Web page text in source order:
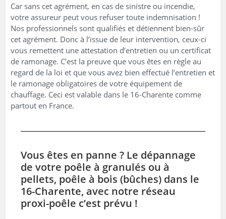
Car sans cet agrément, en cas de sinistre ou incendie,
votre assureur peut vous refuser toute indemnisation !
Nos professionnels sont qualifiés et détiennent bien-sûr
cet agrément. Donc à l’issue de leur intervention, ceux-ci
vous remettent une attestation d’entretien ou un certificat
de ramonage. C’est la preuve que vous êtes en règle au
regard de la loi et que vous avez bien effectué l’entretien et
le ramonage obligatoires de votre équipement de
chauffage. Ceci est valable dans le 16-Charente comme
partout en France.
Vous êtes en panne ? Le dépannage
de votre poêle à granulés ou à
pellets, poêle à bois (bûches) dans le
16-Charente, avec notre réseau
proxi-poêle c’est prévu !